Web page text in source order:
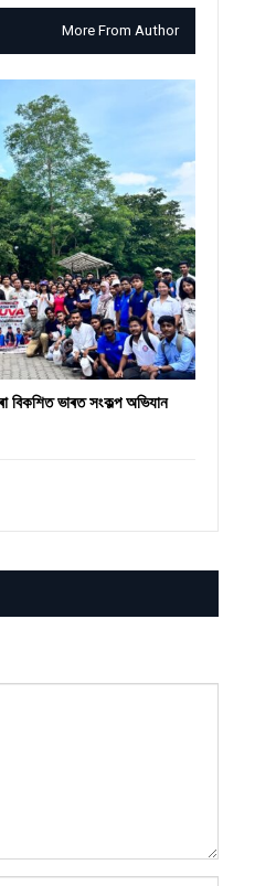
More From Author
বিকশিত ভাৰত সংকল্প অভিযান